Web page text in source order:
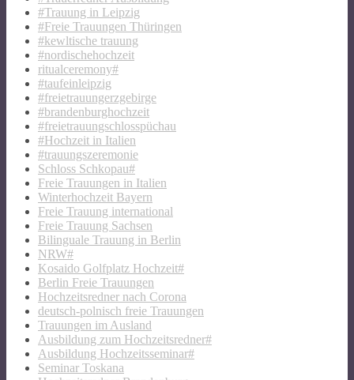
#Trauung in Leipzig
#Freie Trauungen Thüringen
#kewltische trauung
#nordischehochzeit
ritualceremony#
#taufeinleipzig
#freietrauungerzgebirge
#brandenburghochzeit
#freietrauungschlosspüchau
#Hochzeit in Italien
#trauungszeremonie
Schloss Schkopau#
Freie Trauungen in Italien
Winterhochzeit Bayern
Freie Trauung international
Freie Trauung Sachsen
Bilinguale Trauung in Berlin
NRW#
Kosaido Golfplatz Hochzeit#
Berlin Freie Trauungen
Hochzeitsredner nach Corona
deutsch-polnisch freie Trauungen
Trauungen im Ausland
Ausbildung zum Hochzeitsredner#
Ausbildung Hochzeitsseminar#
Seminar Toskana